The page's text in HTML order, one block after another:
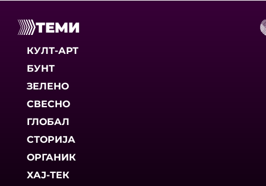
ТЕМИ
КУЛТ-АРТ
БУНТ
ЗЕЛЕНО
СВЕСНО
ГЛОБАЛ
СТОРИЈА
ОРГАНИК
ХАЈ-ТЕК